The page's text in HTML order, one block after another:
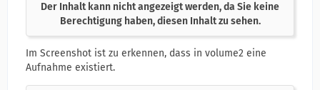
Der Inhalt kann nicht angezeigt werden, da Sie keine
Berechtigung haben, diesen Inhalt zu sehen.
Im Screenshot ist zu erkennen, dass in volume2 eine
Aufnahme existiert.